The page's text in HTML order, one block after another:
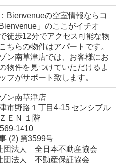
Bienvenueの空室情報ならコ
」のここがイチオ
徒歩12分でアクセス可能な物
ちらの物件はアパートです。
ン南草津店では、お客様にお
物件を見つけていただけるよ
フがサポート致します。
ン南草津店
市野路１丁目4-15 センシブル
ＥＮ １階
1410
(2) 第3599号
団法人 全日本不動産協会
団法人 不動産保証協会